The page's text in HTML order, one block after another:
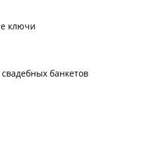
ключи
банкетов